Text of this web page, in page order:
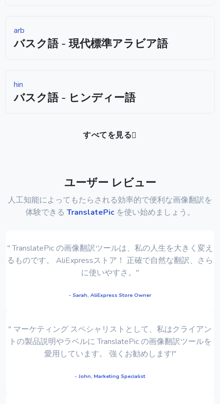
arb
バスク語 - 現代標準アラビア語
hin
バスク語 - ヒンディー語
すべてを見る
ユーザー レビュー
人工知能によってもたらされる効率的で便利な画像翻訳を
体験できる TranslatePicを使い始めましょう。
" TranslatePic の画像翻訳ツールは、私の人生を大きく変え
るものです。 AliExpressストア！ 正確で自​​然な翻訳、さら
に使いやすさ。"
- Sarah, AliExpress Store Owner
" マーケティング スペシャリストとして、私はクライアン
トの製品説明やラベルに TranslatePic の画像翻訳ツールを
愛用しています。 強くお勧めします!"
- John, Marketing Specialist